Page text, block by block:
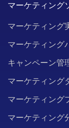
マーケティング
マーケティング
マーケティング
キャンペーン管
マーケティング
マーケティング
マーケティング